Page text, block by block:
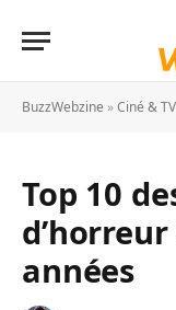
BuzzWebzine »Ciné & TV
Top 10
années